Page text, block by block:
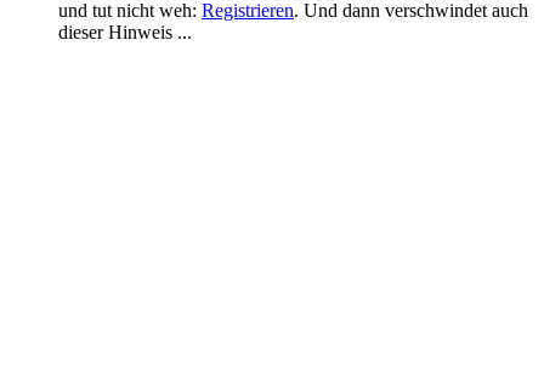
und tut nicht weh: Registrieren. Und dann verschwindet auch
dieser Hinweis ...